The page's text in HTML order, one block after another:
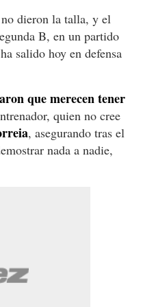
dieron la talla, y el
B, en un partido
salido hoy en defensa
que merecen tener
quien no cree
, asegurando tras el
nada a nadie,